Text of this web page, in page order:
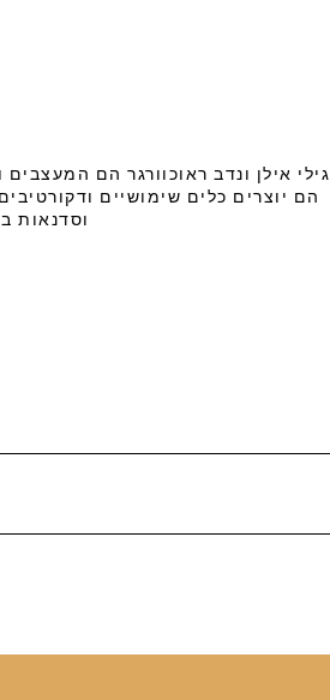
גילי אילן ונדב ראוכוורגר הם
הם יוצרים כלים שימושיים
וסדנאות